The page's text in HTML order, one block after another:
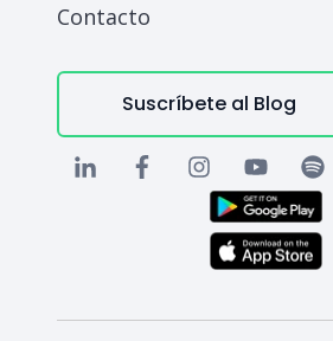
Contacto
Suscríbete al Blog